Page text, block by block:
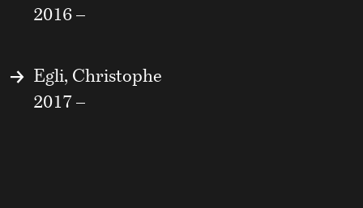
2016 –
Egli, Christophe
2017 –